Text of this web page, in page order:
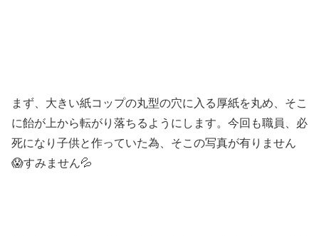
まず、大きい紙コップの丸型の穴に入る厚紙を丸め、そこ
に飴が上から転がり落ちるようにします。今回も職員、必
死になり子供と作っていた為、そこの写真が有りません
😱すみません💦